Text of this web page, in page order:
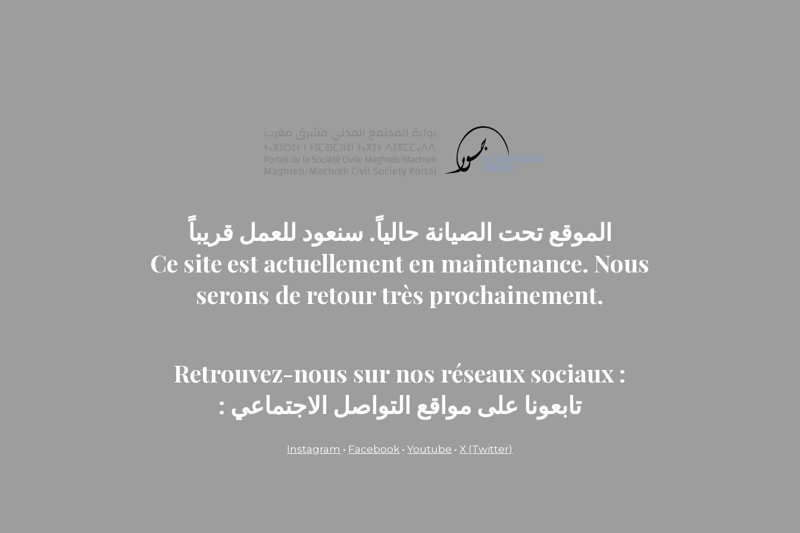
الموقع تحت الصيانة حالياً. سنعود للعمل قريباً
Ce site est actuellement en maintenance. Nous
serons de retour très prochainement.
Retrouvez-nous sur nos réseaux sociaux :
: تابعونا على مواقع التواصل الاجتماعي
Instagram • Facebook •Youtube • X (Twitter)